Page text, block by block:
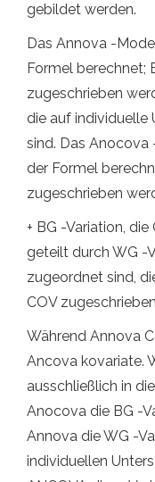
gebildet werden.
Das Annova -
Formel berechnet;
zugeschrieben
die auf individuelle
sind. Das Anocova
der Formel
zugeschrieben
+ BG -Variation,
geteilt durch WG -
zugeordnet sind,
COV
Während Annova
Ancova kovariate.
ausschließlich in
Anocova die BG -
Annova die WG -
individuellen